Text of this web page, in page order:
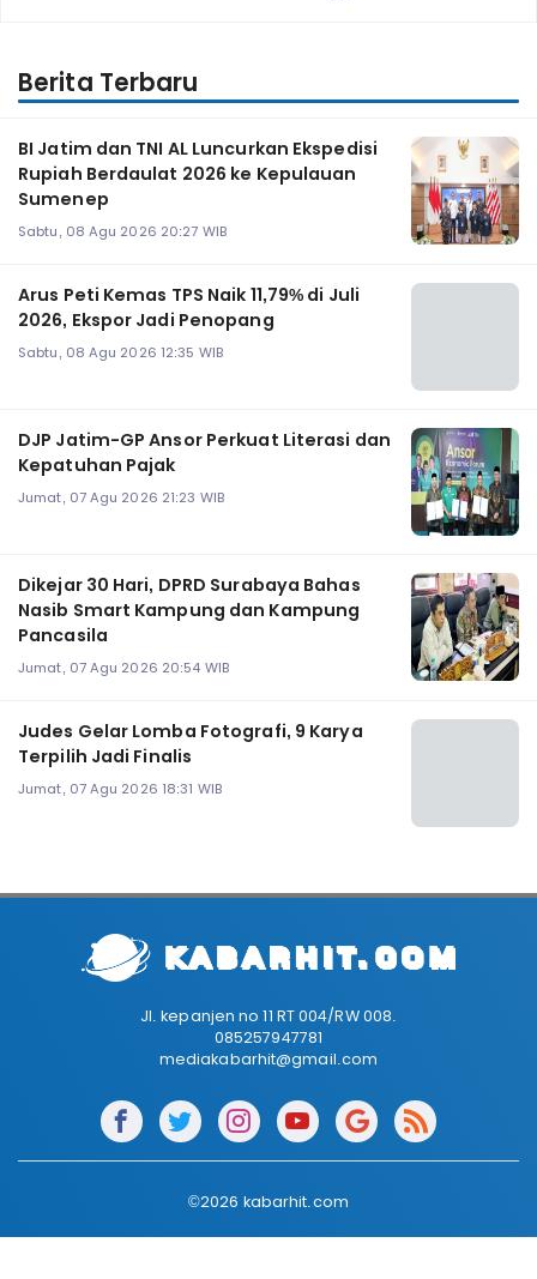
Berita Terbaru
BI Jatim dan TNI AL Luncurkan Ekspedisi
Rupiah Berdaulat 2026 ke Kepulauan
Sumenep
Sabtu, 08 Agu 2026 20:27 WIB
Arus Peti Kemas TPS Naik 11,79% di Juli
2026, Ekspor Jadi Penopang
Sabtu, 08 Agu 2026 12:35 WIB
DJP Jatim-GP Ansor Perkuat Literasi dan
Kepatuhan Pajak
Jumat, 07 Agu 2026 21:23 WIB
Dikejar 30 Hari, DPRD Surabaya Bahas
Nasib Smart Kampung dan Kampung
Pancasila
Jumat, 07 Agu 2026 20:54 WIB
Judes Gelar Lomba Fotografi, 9 Karya
Terpilih Jadi Finalis
Jumat, 07 Agu 2026 18:31 WIB
Jl. kepanjen no 11 RT 004/RW 008.
085257947781
mediakabarhit@gmail.com
©2026 kabarhit.com